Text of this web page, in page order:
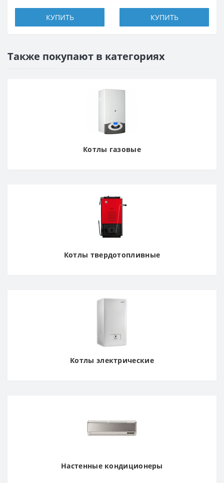
КУПИТЬ КУПИТЬ
Также покупают в категориях
Котлы газовые
Котлы твердотопливные
Котлы электрические
Настенные кондиционеры